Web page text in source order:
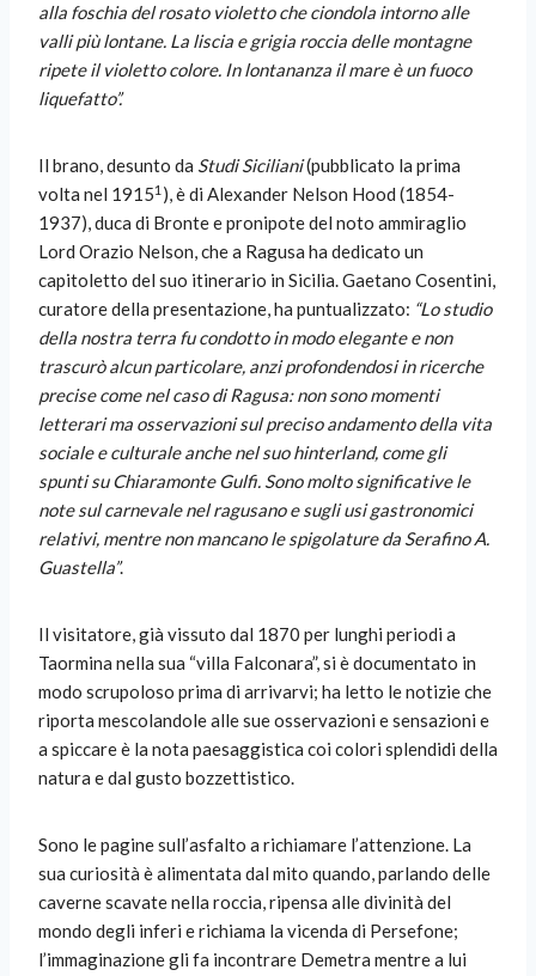
alla foschia del rosato violetto che ciondola intorno alle
valli più lontane. La liscia e grigia roccia delle montagne
ripete il violetto colore. In lontananza il mare è un fuoco
liquefatto”.
Il brano, desunto da Studi Siciliani(pubblicato la prima
volta nel 19151 ), è di Alexander Nelson Hood (1854-
1937), duca di Bronte e pronipote del noto ammiraglio
Lord Orazio Nelson, che a Ragusa ha dedicato un
capitoletto del suo itinerario in Sicilia. Gaetano Cosentini,
curatore della presentazione, ha puntualizzato: “Lo studio
della nostra terra fu condotto in modo elegante e non
trascurò alcun particolare, anzi profondendosi in ricerche
precise come nel caso di Ragusa: non sono momenti
letterari ma osservazioni sul preciso andamento della vita
sociale e culturale anche nel suo hinterland, come gli
spunti su Chiaramonte Gulfi. Sono molto significative le
note sul carnevale nel ragusano e sugli usi gastronomici
relativi, mentre non mancano le spigolature da Serafino A.
Guastella”.
Il visitatore, già vissuto dal 1870 per lunghi periodi a
Taormina nella sua “villa Falconara”, si è documentato in
modo scrupoloso prima di arrivarvi; ha letto le notizie che
riporta mescolandole alle sue osservazioni e sensazioni e
a spiccare è la nota paesaggistica coi colori splendidi della
natura e dal gusto bozzettistico.
Sono le pagine sull’asfalto a richiamare l’attenzione. La
sua curiosità è alimentata dal mito quando, parlando delle
caverne scavate nella roccia, ripensa alle divinità del
mondo degli inferi e richiama la vicenda di Persefone;
l’immaginazione gli fa incontrare Demetra mentre a lui